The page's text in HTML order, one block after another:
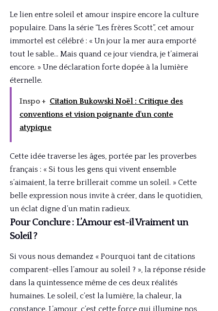
Le lien entre soleil et amour inspire encore la culture
populaire. Dans la série “Les frères Scott”, cet amour
immortel est célébré : « Un jour la mer aura emporté
tout le sable… Mais quand ce jour viendra, je t’aimerai
encore. » Une déclaration forte dopée à la lumière
éternelle.
Inspo + Citation Bukowski Noël : Critique des
conventions et vision poignante d'un conte
atypique
Cette idée traverse les âges, portée par les proverbes
français : « Si tous les gens qui vivent ensemble
s’aimaient, la terre brillerait comme un soleil. » Cette
belle expression nous invite à créer, dans le quotidien,
un éclat digne d’un matin radieux.
Pour Conclure : L’Amour est-il Vraiment un
Soleil ?
Si vous nous demandez « Pourquoi tant de citations
comparent-elles l’amour au soleil ? », la réponse réside
dans la quintessence même de ces deux réalités
humaines. Le soleil, c’est la lumière, la chaleur, la
constance. L’amour, c’est cette force qui illumine nos